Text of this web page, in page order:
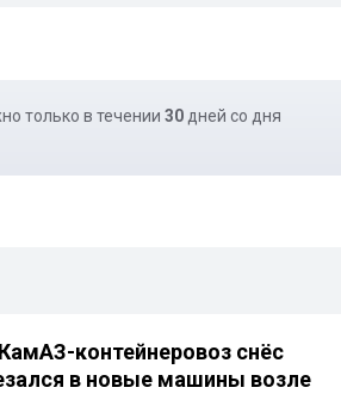
только в течении 30 дней со дня
контейнеровоз снёс
в новые машины возле